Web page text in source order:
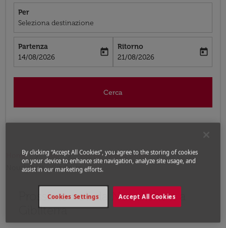
Per
Seleziona destinazione
Partenza
fc-booking-departure-date-aria-label
14/08/2026
today
Ritorno
fc-booking-return-date-aria-label
21/08/2026
today
Cerca
Home Voli Voli per Regno Unito
Voli
Nouakchott - Gibilterra
Prossimo voli da Nouakchott a
Gibilterra
Prova ad aggiornare il tuo percorso (origine e/o
By clicking “Accept All Cookies”, you agree to the storing of cookies
on your device to enhance site navigation, analyze site usage, and
assist in our marketing efforts.
Accept All Cookies
Cookies Settings